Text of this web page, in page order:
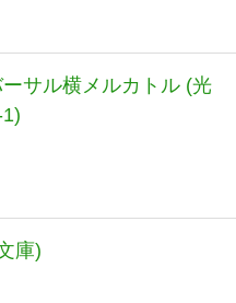
サル横メルカトル (光
庫)